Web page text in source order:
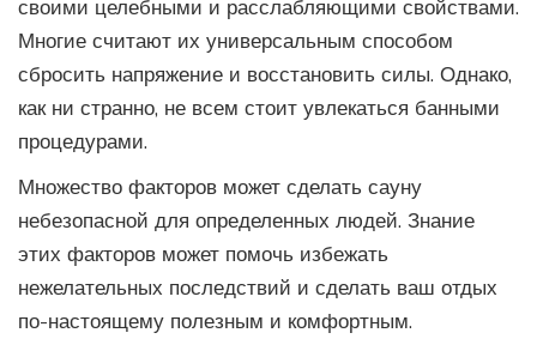
своими целебными и расслабляющими свойствами.
Многие считают их универсальным способом
сбросить напряжение и восстановить силы. Однако,
как ни странно, не всем стоит увлекаться банными
процедурами.
Множество факторов может сделать сауну
небезопасной для определенных людей. Знание
этих факторов может помочь избежать
нежелательных последствий и сделать ваш отдых
по-настоящему полезным и комфортным.